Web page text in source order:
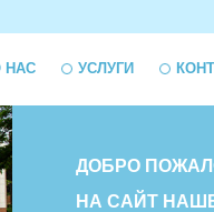
НАС УСЛУГИ
ДОБРО
НА САЙТ